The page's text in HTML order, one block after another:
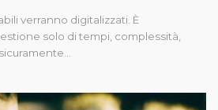
verranno digitalizzati. È
solo di tempi, complessità,